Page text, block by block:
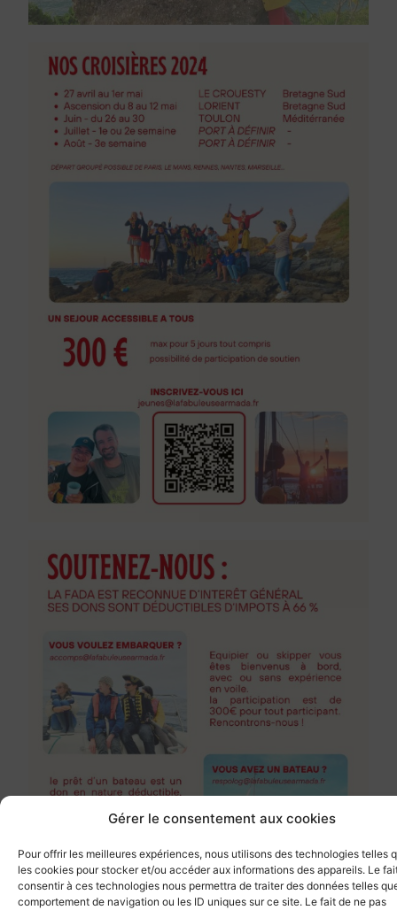
Gérer le consentement aux cookies
Pour offrir les meilleures expériences, nous utilisons des technologies telles
les cookies pour stocker et/ou accéder aux informations des appareils. Le
consentir à ces technologies nous permettra de traiter des données telles
comportement de navigation ou les ID uniques sur ce site. Le fait de ne pas